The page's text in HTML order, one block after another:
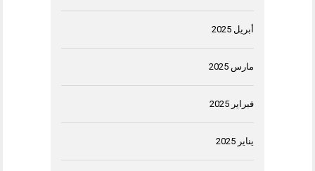
أبريل 2025
مارس 2025
فبراير 2025
يناير 2025